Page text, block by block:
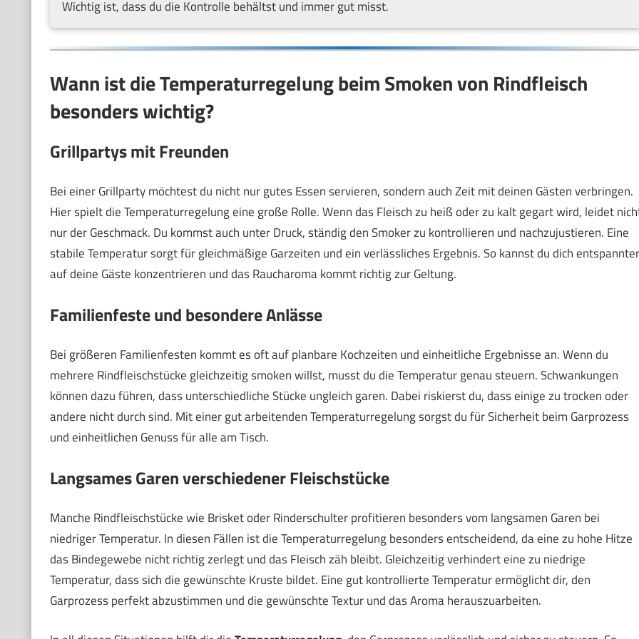
Wichtig ist, dass du die Kontrolle behältst und immer gut misst.
Wann ist die Temperaturregelung beim Smoken von Rindfleisch
besonders wichtig?
Grillpartys mit Freunden
Bei einer Grillparty möchtest du nicht nur gutes Essen servieren, sondern auch Zeit mit deinen Gästen verbringen.
Hier spielt die Temperaturregelung eine große Rolle. Wenn das Fleisch zu heiß oder zu kalt gegart wird, leidet
nur der Geschmack. Du kommst auch unter Druck, ständig den Smoker zu kontrollieren und nachzujustieren. Eine
stabile Temperatur sorgt für gleichmäßige Garzeiten und ein verlässliches Ergebnis. So kannst du dich entspannter
auf deine Gäste konzentrieren und das Raucharoma kommt richtig zur Geltung.
Familienfeste und besondere Anlässe
Bei größeren Familienfesten kommt es oft auf planbare Kochzeiten und einheitliche Ergebnisse an. Wenn du
mehrere Rindfleischstücke gleichzeitig smoken willst, musst du die Temperatur genau steuern. Schwankungen
können dazu führen, dass unterschiedliche Stücke ungleich garen. Dabei riskierst du, dass einige zu trocken oder
andere nicht durch sind. Mit einer gut arbeitenden Temperaturregelung sorgst du für Sicherheit beim Garprozess
und einheitlichen Genuss für alle am Tisch.
Langsames Garen verschiedener Fleischstücke
Manche Rindfleischstücke wie Brisket oder Rinderschulter profitieren besonders vom langsamen Garen bei
niedriger Temperatur. In diesen Fällen ist die Temperaturregelung besonders entscheidend, da eine zu hohe Hitze
das Bindegewebe nicht richtig zerlegt und das Fleisch zäh bleibt. Gleichzeitig verhindert eine zu niedrige
Temperatur, dass sich die gewünschte Kruste bildet. Eine gut kontrollierte Temperatur ermöglicht dir, den
Garprozess perfekt abzustimmen und die gewünschte Textur und das Aroma herauszuarbeiten.